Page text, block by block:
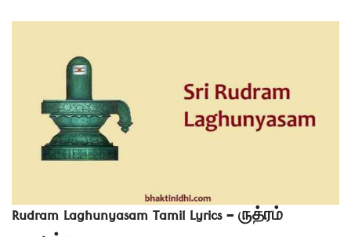
Rudram Laghunyasam Tamil Lyrics – ருத்ரம்